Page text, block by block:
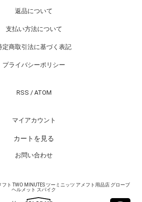
返品について
支払い方法について
定商取引法に基づく表記
プライバシーポリシー
RSS / ATOM
マイアカウント
カートを見る
お問い合わせ
ト TWO MINUTES ツーミニッツ アメフト用品店 グローブ
ヘルメット スパイク